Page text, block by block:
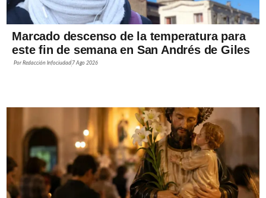
Marcado descenso de la temperatura para
este fin de semana en San Andrés de Giles
PorRedacción Infociudad 7 Ago 2026